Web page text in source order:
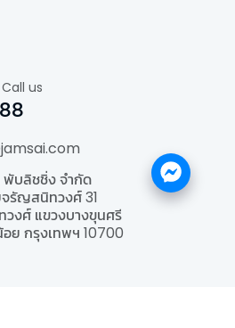
us
พับลิชชิ่ง จำกัด
รัญสนิทวงศ์ 31
งศ์ แขวงบางขุนศรี
ย กรุงเทพฯ 10700